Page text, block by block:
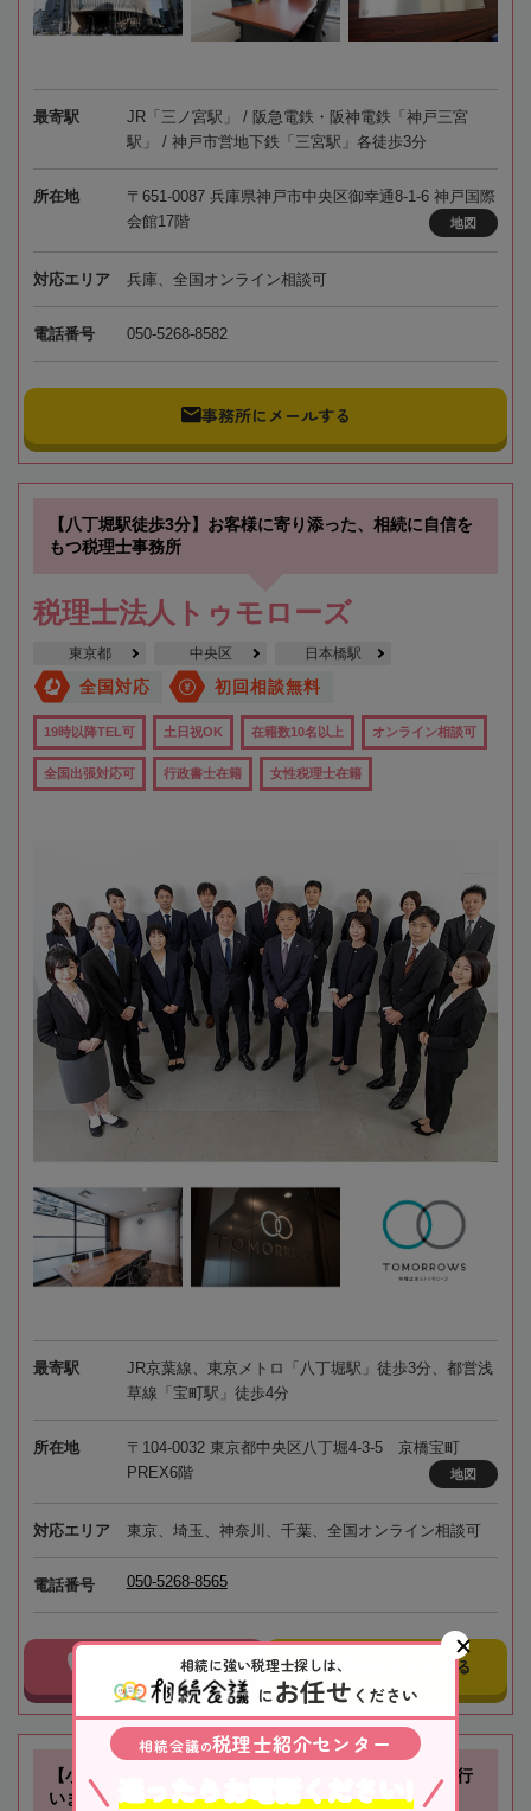
最寄駅
JR「三ノ宮駅」 / 阪急電鉄・阪神電鉄「神戸三宮
駅」 / 神戸市営地下鉄「三宮駅」各徒歩3分
所在地
〒651-0087 兵庫県神戸市中央区御幸通8-1-6 神戸国際
会館17階
地図
対応エリア 兵庫、全国オンライン相談可
電話番号 050-5268-8582
事務所にメールする
【八丁堀駅徒歩3分】お客様に寄り添った、相続に自信を
もつ税理士事務所
税理士法人トゥモローズ
東京都 中央区 日本橋駅
全国対応 初回相談無料
19時以降TEL可 土日祝OK 在籍数10名以上 オンライン相談可
全国出張対応可 行政書士在籍 女性税理士在籍
最寄駅
JR京葉線、東京メトロ「八丁堀駅」徒歩3分、都営浅
草線「宝町駅」徒歩4分
所在地
〒104-0032 東京都中央区八丁堀4-3-5 京橋宝町
PREX6階
地図
対応エリア 東京、埼玉、神奈川、千葉、全国オンライン相談可
電話番号 050-5268-8565
事務所に電話する 事務所にメールする
【小岩駅徒歩3分】不動産の知識を活かした相続業務を行
います
相続に強い税理士探しは、
にお任せ ください
相続会議の税理士紹介センター